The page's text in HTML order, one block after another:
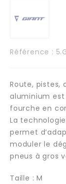
Référence :
Route, pistes,
aluminium est
fourche en
La
permet
moduler le
pneus à gros
Taille : M